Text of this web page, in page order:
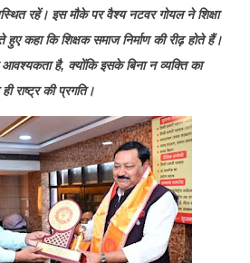
रहें। इस मौके पर वैश्य नटवर गोयल ने शिक्षा
हुए कहा कि शिक्षक समाज निर्माण की रीढ़ होते हैं।
आवश्यकता है, क्योंकि इसके बिना न व्यक्ति का
राष्ट्र की प्रगति।